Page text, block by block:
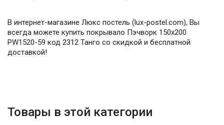
В интернет-магазине Люкс постель (lux-postel.com), Вы
всегда можете купить покрывало Пэчворк 150х200
PW1520-59 код 2312 Танго со скидкой и бесплатной
доставкой!
Товары в этой категории